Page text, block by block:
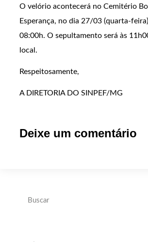
O velório acontecerá no Cemitério
Esperança, no dia 27/03 (quarta-
08:00h. O sepultamento será às
local.
Respeitosamente,
A DIRETORIA DO SINPEF/MG
Deixe um comentário